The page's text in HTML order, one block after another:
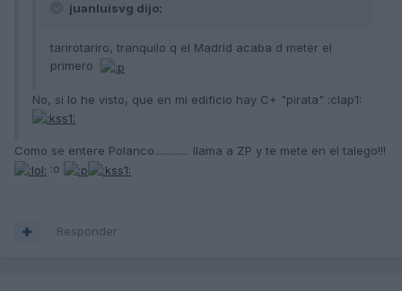
juanluisvg dijo:
tarirotariro, tranquilo q el Madrid acaba d meter el
primero
No, si lo he visto, que en mi edificio hay C+ "pirata" :clap1:
Como se entere Polanco............. llama a ZP y te mete en el talego!!!
:o
Responder